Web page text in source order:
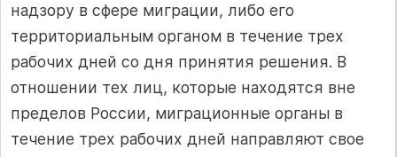
надзору в сфере миграции, либо его
территориальным органом в течение трех
рабочих дней со дня принятия решения. В
отношении тех лиц, которые находятся вне
пределов России, миграционные органы в
течение трех рабочих дней направляют свое